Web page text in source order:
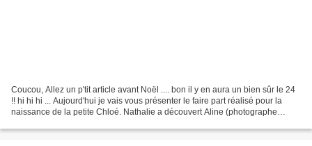
Coucou, Allez un p'tit article avant Noël .... bon il y en aura un bien sûr le 24
!! hi hi hi ... Aujourd'hui je vais vous présenter le faire part réalisé pour la
naissance de la petite Chloé. Nathalie a découvert Aline (photographe